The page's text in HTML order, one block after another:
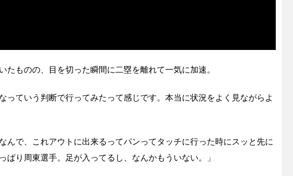
ものの、目を切った瞬間に二塁を離れて一気に加速。
っていう判断で行ってみたって感じです。本当に状況をよく見ながらよ
んで、これアウトに出来るってパンってタッチに行った時にスッと先に
り周東選手。足が入ってるし、なんかもういない。」